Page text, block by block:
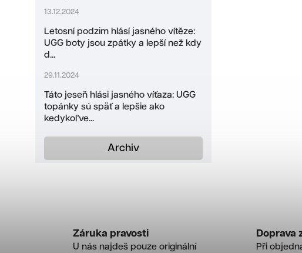
13.12.2024
Letosní podzim hlásí jasného vítěze:
UGG boty jsou zpátky a lepší než kdy
d...
29.11.2024
Táto jeseň hlási jasného víťaza: UGG
topánky sú späť a lepšie ako
kedykoľve...
Archiv
Záruka pravosti
U nás najdeš pouze originální
Doprava
Při